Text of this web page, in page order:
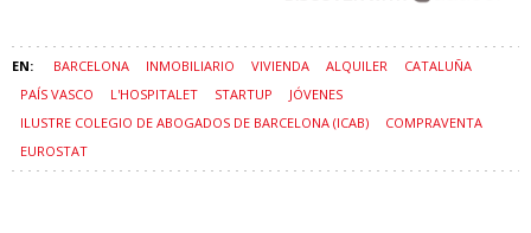
BARCELONA INMOBILIARIO VIVIENDA ALQUILER
CATALUÑA
PAÍS VASCO
L'HOSPITALET STARTUP
JÓVENES
ILUSTRE COLEGIO DE ABOGADOS DE BARCELONA (ICAB)
COMPRAVENTA
EUROSTAT